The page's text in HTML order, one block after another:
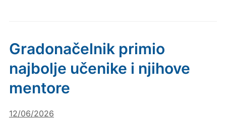
Gradonačelnik primio
najbolje učenike i njihove
mentore
12/06/2026